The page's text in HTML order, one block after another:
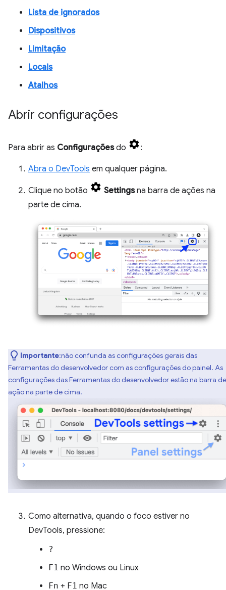
Lista de ignorados
Dispositivos
Limitação
Locais
Atalhos
Abrir configurações
Para abrir as Configuraçõesdo :
Abra o DevTools em qualquer página.
Clique no botão Settingsna barra de ações na
parte de cima.
Importante:não confunda as configurações gerais das
Ferramentas do desenvolvedor com as configurações do painel. As
configurações das Ferramentas do desenvolvedor estão na barra de
ação na parte de cima.
Como alternativa, quando o foco estiver no
DevTools, pressione:
?
F1 no Windows ou Linux
Fn + F1 no Mac